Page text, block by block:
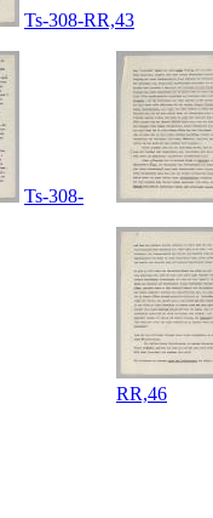
Ts-308-RR,43
Ts-308-
RR,46